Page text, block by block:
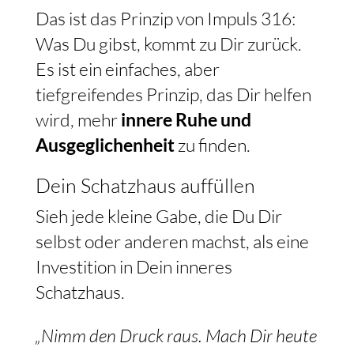
Das ist das Prinzip von Impuls 316:
Was Du gibst, kommt zu Dir zurück.
Es ist ein einfaches, aber
tiefgreifendes Prinzip, das Dir helfen
wird, mehrinnere Ruhe und
Ausgeglichenheitzu finden.
Dein Schatzhaus auffüllen
Sieh jede kleine Gabe, die Du Dir
selbst oder anderen machst, als eine
Investition in Dein inneres
Schatzhaus.
„Nimm den Druck raus. Mach Dir heute